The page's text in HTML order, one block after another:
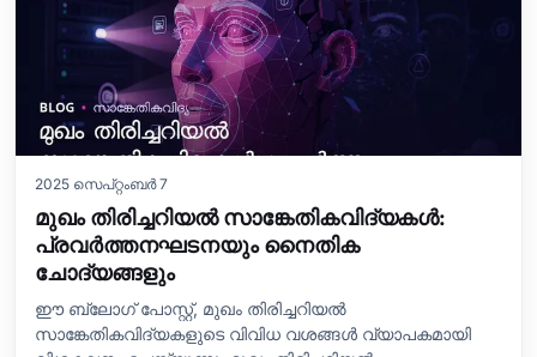
2025 സെപ്റ്റംബർ 7
മുഖം തിരിച്ചറിയൽ സാങ്കേതികവിദ്യകൾ:
പ്രവർത്തനഘടനയും നൈതിക
ചോദ്യങ്ങളും
ഈ ബ്ലോഗ് പോസ്റ്റ്, മുഖം തിരിച്ചറിയൽ
സാങ്കേതികവിദ്യകളുടെ വിവിധ വശങ്ങൾ വ്യാപകമായി